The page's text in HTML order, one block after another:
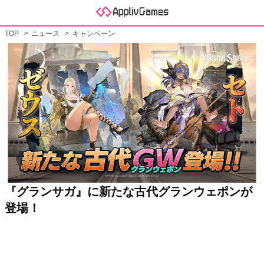
TOP ニュース キャンペーン
『グランサガ』に新たな古代グランウェポンが
登場！